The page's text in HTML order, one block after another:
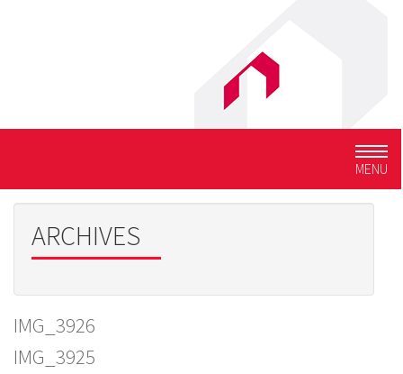
MENU
ARCHIVES
IMG_3926
IMG_3925